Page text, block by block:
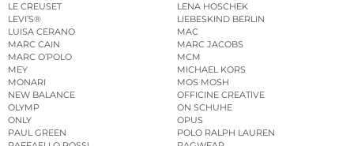
LE CREUSET
LENA HOSCHEK
LEVI’S®
LIEBESKIND BERLIN
LUISA CERANO
MAC
MARC CAIN
MARC JACOBS
MARC O’POLO
MCM
MEY
MICHAEL KORS
MONARI
MOS MOSH
NEW BALANCE
OFFICINE CREATIVE
OLYMP
ON SCHUHE
ONLY
OPUS
PAUL GREEN
POLO RALPH LAUREN